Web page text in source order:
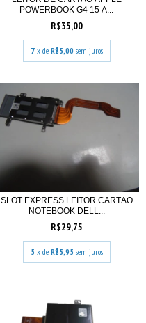
POWERBOOK G4 15 A...
R$35,00
7 x de R$5,00 sem juros
SLOT EXPRESS LEITOR CARTÃO
NOTEBOOK DELL...
R$29,75
5 x de R$5,95 sem juros